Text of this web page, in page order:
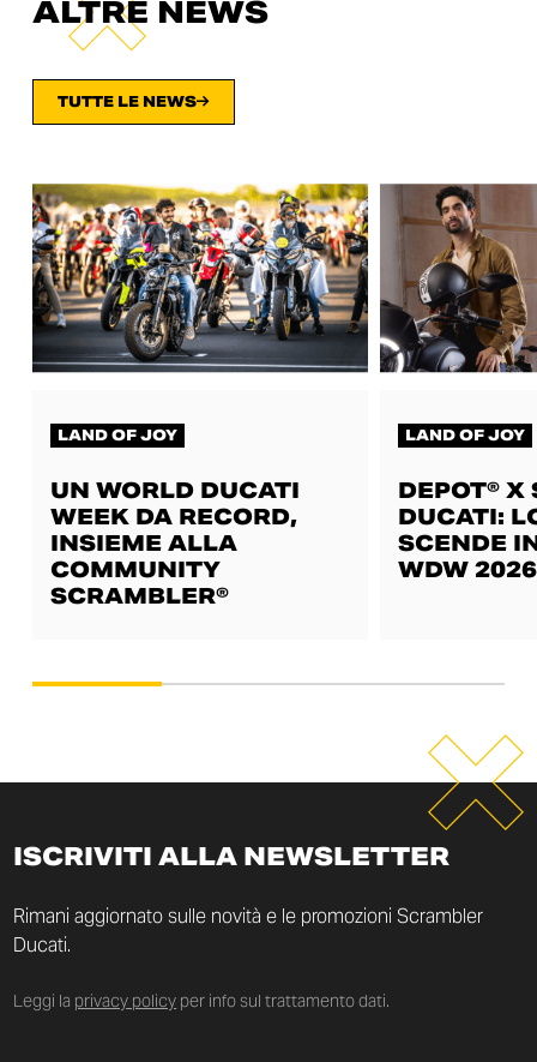
ALTRE NEWS
TUTTE LE NEWS
LAND OF JOY
UN WORLD DUCATI
WEEK DA RECORD,
INSIEME ALLA
COMMUNITY
SCRAMBLER®
LAND OF JOY
DEPOT® X
DUCATI:
SCENDE
WDW 2026
ISCRIVITI ALLA NEWSLETTER
Rimani aggiornato sulle novità e le promozioni Scrambler
Ducati.
Leggi la privacy policy per info sul trattamento dati.